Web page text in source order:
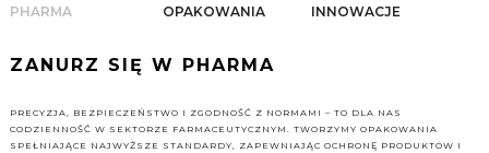
PHARMA
OPAKOWANIA
INNOWACJE
ZANURZ SIĘ W PHARMA
PRECYZJA, BEZPIECZEŃSTWO I ZGODNOŚĆ Z NORMAMI – TO DLA NAS
CODZIENNOŚĆ W SEKTORZE FARMACEUTYCZNYM. TWORZYMY OPAKOWANIA
SPEŁNIAJĄCE NAJWYŻSZE STANDARDY, ZAPEWNIAJĄC OCHRONĘ PRODUKTÓW I